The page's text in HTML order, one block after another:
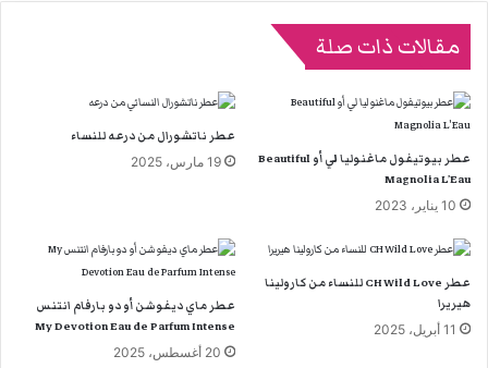
مقالات ذات صلة
عطر بيوتيفول ماغنوليا لي أو Beautiful
Magnolia L’Eau
10 يناير، 2023
عطر ناتشورال من درعه للنساء
19 مارس، 2025
عطر CH Wild Love للنساء من كارولينا
هيريرا
11 أبريل، 2025
عطر ماي ديفوشن أو دو بارفام انتنس
My Devotion Eau de Parfum Intense
20 أغسطس، 2025